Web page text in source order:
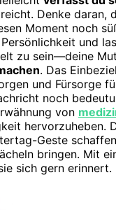
Denke daran,
Moment noch
und
zu sein—deine
. Das
und Fürsorge
noch
von
hervorzuheben.
Geste
bringen. Mit
sich gern erinnert.